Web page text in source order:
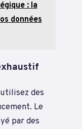
: la
données
des
Le
par des